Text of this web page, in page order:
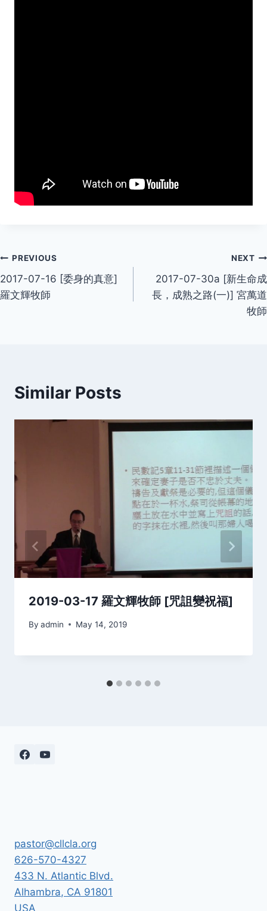
Post
navigation
PREVIOUS
2017-07-16 [委身的真意]
羅文輝牧師
NEXT
2017-07-30a [新生命成
長，成熟之路(一)] 宮萬道
牧師
Similar Posts
2019-03-17 羅文輝牧師 [咒詛變祝福]
By admin May 14, 2019
pastor@cllcla.org
626-570-4327
433 N. Atlantic Blvd.
Alhambra, CA 91801
USA